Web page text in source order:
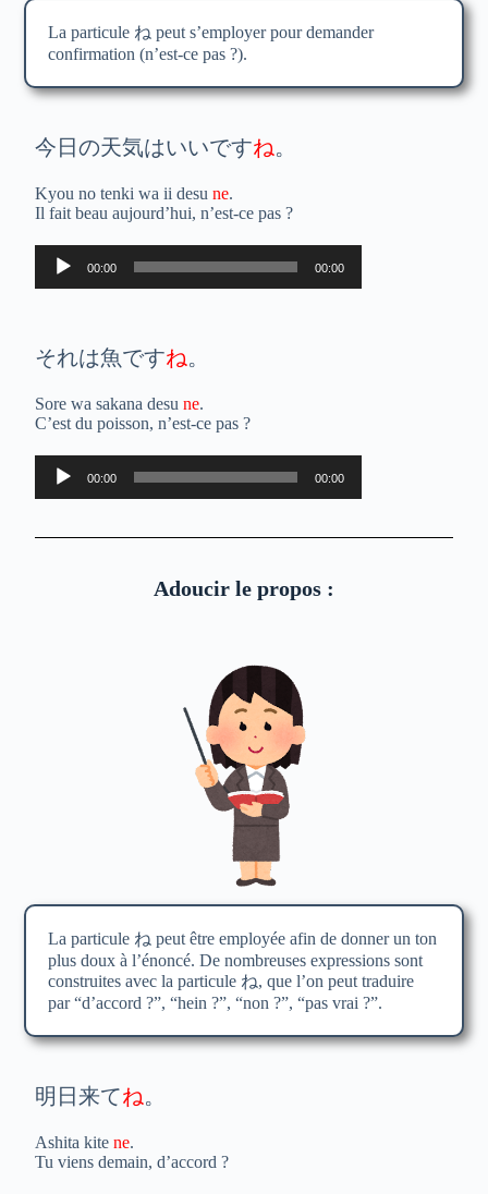
La particule ね peut s’employer pour demander
confirmation (n’est-ce pas ?).
今日の天気はいいですね。
Kyou no tenki wa ii desune.
Il fait beau aujourd’hui, n’est-ce pas ?
Lecteur
audio
00:00 00:00
それは魚ですね。
Sore wa sakana desune.
C’est du poisson, n’est-ce pas ?
Lecteur
audio
00:00 00:00
Adoucir le propos :
La particule ね peut être employée afin de donner un ton
plus doux à l’énoncé. De nombreuses expressions sont
construites avec la particule ね, que l’on peut traduire
par “d’accord ?”, “hein ?”, “non ?”, “pas vrai ?”.
明日来てね。
Ashita kitene.
Tu viens demain, d’accord ?